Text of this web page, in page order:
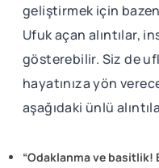
geliştirmek için
Ufuk açan alıntılar,
gösterebilir. Siz de
hayatınıza yön
aşağıdaki ünlü
“Odaklanma ve basitlik!